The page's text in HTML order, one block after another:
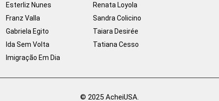
Esterliz Nunes
Franz Valla
Gabriela Egito
Ida Sem Volta
Imigração Em Dia
Renata Loyola
Sandra Colicino
Taiara Desirée
Tatiana Cesso
© 2025 AcheiUSA.